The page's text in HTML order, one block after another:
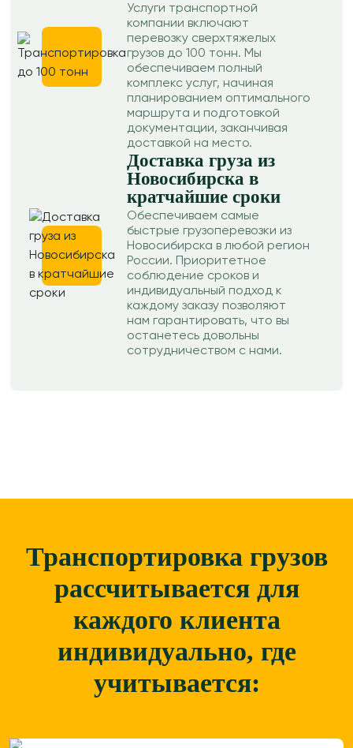
Услуги транспортной
компании включают
перевозку сверхтяжелых
грузов до 100 тонн. Мы
обеспечиваем полный
комплекс услуг, начиная
планированием оптимального
маршрута и подготовкой
документации, заканчивая
доставкой на место.
Доставка груза из
Новосибирска в
кратчайшие сроки
Обеспечиваем самые
быстрые грузоперевозки из
Новосибирска в любой регион
России. Приоритетное
соблюдение сроков и
индивидуальный подход к
каждому заказу позволяют
нам гарантировать, что вы
останетесь довольны
сотрудничеством с нами.
Транспортировка грузов
рассчитывается для
каждого клиента
индивидуально, где
учитывается: